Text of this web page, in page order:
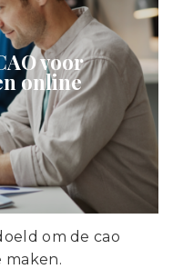
voor
online
om de cao
maken.